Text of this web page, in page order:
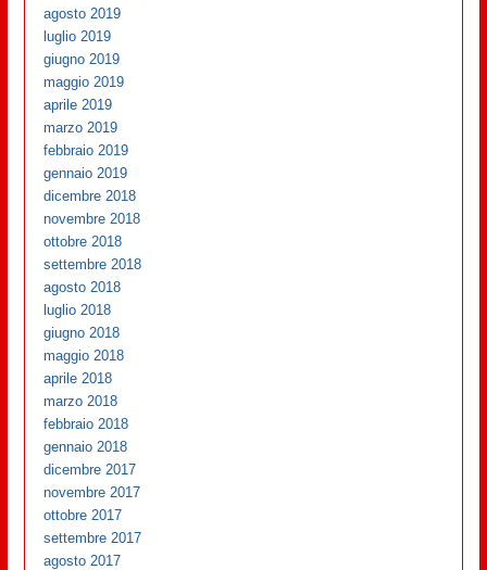
agosto 2019
luglio 2019
giugno 2019
maggio 2019
aprile 2019
marzo 2019
febbraio 2019
gennaio 2019
dicembre 2018
novembre 2018
ottobre 2018
settembre 2018
agosto 2018
luglio 2018
giugno 2018
maggio 2018
aprile 2018
marzo 2018
febbraio 2018
gennaio 2018
dicembre 2017
novembre 2017
ottobre 2017
settembre 2017
agosto 2017